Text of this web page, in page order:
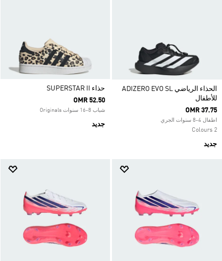
الحذاء الرياضي ADIZERO EVO SL
للأطفال
OMR 37.75
اطفال 4-8 سنوات الجري
2 Colours
جديد
حذاء SUPERSTAR II
OMR 52.50
شباب 8-16 سنوات Originals
جديد